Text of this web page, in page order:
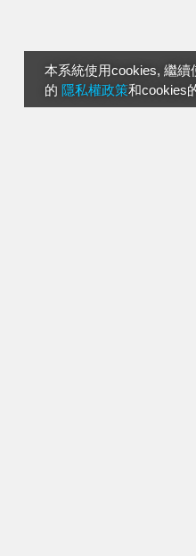
本系統使用cookies, 繼續
的 隱私權政策和cookies